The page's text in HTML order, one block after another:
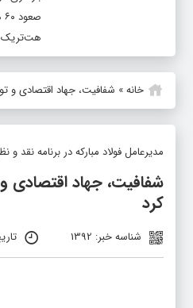
صعود ۶۰ هزار واحدی شاخص بورس
هت‌تریک
خانه» شفافیت، جهاد اقتصادی و
مدیرعامل فولاد مبارکه در برنامه نقد و
شفافیت، جهاد اقتصادی
کرد
شناسه خبر: 1392 تاریخ و